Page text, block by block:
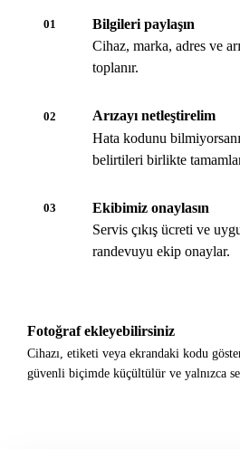
01
Bilgileri paylaşın
Cihaz, marka, adres ve
toplanır.
02
Arızayı netleştirelim
Hata kodunu
belirtileri birlikte
03
Ekibimiz onaylasın
Servis çıkış ücreti ve
randevuyu ekip onaylar.
Fotoğraf ekleyebilirsiniz
Cihazı, etiketi veya ekrandaki kodu
güvenli biçimde küçültülür ve yalnızca